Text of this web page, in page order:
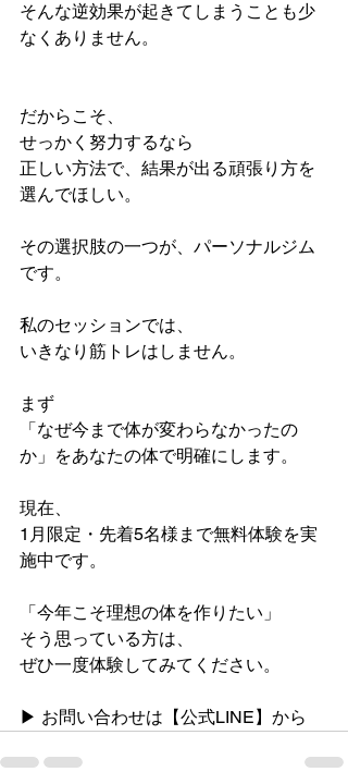
そんな逆効果が起きてしまうことも少
なくありません。
だからこそ、
せっかく努力するなら
正しい方法で、結果が出る頑張り方を
選んでほしい。
その選択肢の一つが、パーソナルジム
です。
私のセッションでは、
いきなり筋トレはしません。
まず
「なぜ今まで体が変わらなかったの
か」をあなたの体で明確にします。
現在、
1月限定・先着5名様まで無料体験を実
施中です。
「今年こそ理想の体を作りたい」
そう思っている方は、
ぜひ一度体験してみてください。
▶ お問い合わせは【公式LINE】から